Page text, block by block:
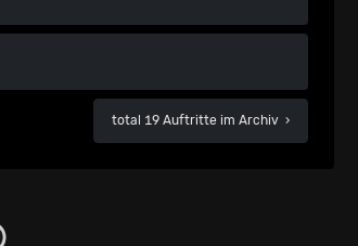
total 19 Auftritte im Archiv ›